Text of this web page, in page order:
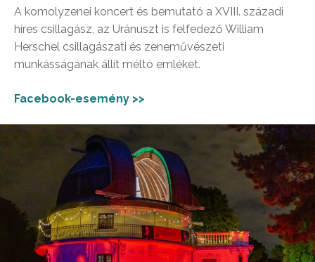
A komolyzenei koncert és bemutató a XVIII. századi
híres csillagász, az Uránuszt is felfedező William
Herschel csillagászati és zeneművészeti
munkásságának állít méltó emléket.
Facebook-esemény >>